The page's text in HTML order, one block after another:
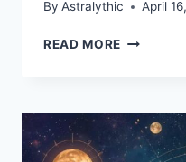
By Astralythic April
READ MORE RAMALAN
TAURUS
CUAN,
LEO